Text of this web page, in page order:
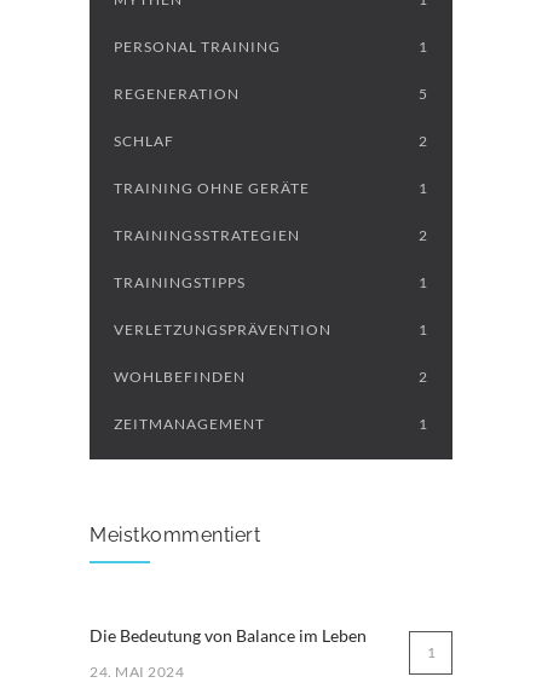
PERSONAL TRAINING 1
REGENERATION 5
SCHLAF 2
TRAINING OHNE GERÄTE 1
TRAININGSSTRATEGIEN 2
TRAININGSTIPPS 1
VERLETZUNGSPRÄVENTION 1
WOHLBEFINDEN 2
ZEITMANAGEMENT 1
Meistkommentiert
Die Bedeutung von Balance im Leben
24. MAI 2024
1